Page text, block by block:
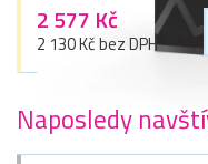
2 577 Kč
2 130 Kč bez DPH
Naposledy